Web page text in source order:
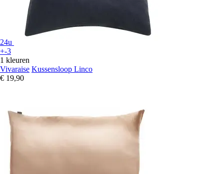
24u
+-3
1 kleuren
Vivaraise Kussensloop Linco
€ 19,90